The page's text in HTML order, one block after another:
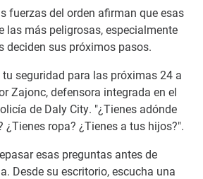
fuerzas del orden afirman que esas
las más peligrosas, especialmente
deciden sus próximos pasos.
seguridad para las próximas 24 a
Zajonc, defensora integrada en el
de Daly City. "¿Tienes adónde
¿Tienes ropa? ¿Tienes a tus hijos?".
esas preguntas antes de
Desde su escritorio, escucha una